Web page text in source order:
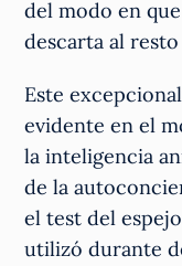
del modo en
descarta al
Este
evidente en el
la inteligencia
de la
el test del
utilizó durante